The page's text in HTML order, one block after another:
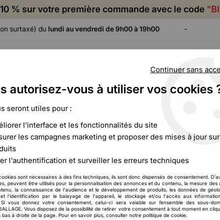
% sur votre première commande avec le code
surtaxé) du lundi au vendredi de 9h00 à 19h00 -
PROTECTION
ADHÉSIF,
> Petit sachet plastique transparent
Petit sachet plastique transparent
un effet indispensable pour tous les professionnels et
artisan ou simple particulier dispose maintenant
plastique que vous pouvez marier avec d’autres solutions
transparent, lesachet zipet bien d’autres.
Continuer sans
autorisez-vous à utiliser vos cookies
seront utiles pour :
l'interface et les fonctionnalités du site
les campagnes marketing et proposer des mises à jour
l'authentification et surveiller les erreurs techniques
sont nécessaires à des fins techniques, ils sont donc dispensés de consentement.
peuvent être utilisés pour la personnalisation des annonces et du contenu, la mesure des
la connaissance de l'audience et le développement de produits, les données de
l'identification par le balayage de l'appareil, le stockage et/ou l'accès aux
vous donnez votre consentement, celui-ci sera valable sur l’ensemble des sous-
Vous disposez de la possibilité de retirer votre consentement à tout moment en
bas à droite de la page. Pour en savoir plus, consulter notre politique de cookie.